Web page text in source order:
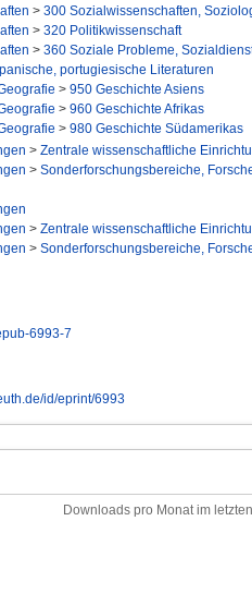
> 300 Sozialwissenschaften,
> 320 Politikwissenschaft
> 360 Soziale Probleme,
portugiesische Literaturen
> 950 Geschichte Asiens
> 960 Geschichte Afrikas
> 980 Geschichte Südamerikas
> Zentrale wissenschaftliche
> Sonderforschungsbereiche,
> Zentrale wissenschaftliche
> Sonderforschungsbereiche,
6993-7
id/eprint/6993
Downloads pro Monat im